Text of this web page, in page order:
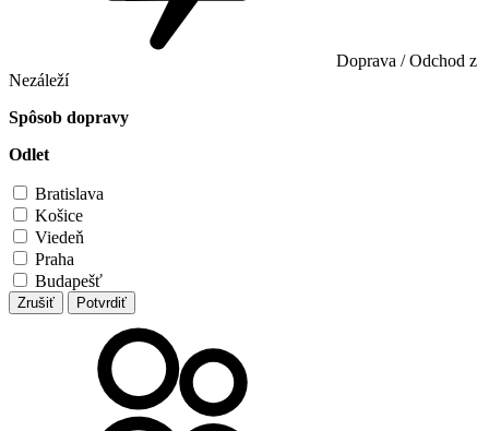
Doprava / Odchod z
Nezáleží
Spôsob dopravy
Odlet
Bratislava
Košice
Viedeň
Praha
Budapešť
Zrušiť Potvrdiť